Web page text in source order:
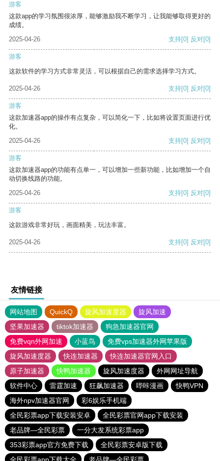
游客
这款app的学习氛围很浓厚，能够激励我不断学习，让我能够取得更好的
成绩。
2025-04-26
支持[0] 反对[0]
游客
这款软件的学习方式非常灵活，可以根据自己的需求选择学习方式。
2025-04-26 支持[0] 反对[0]
游客
这款加速器app的操作有点复杂，可以简化一下，比如将设置页面进行优
化。
2025-04-26
支持[0] 反对[0]
游客
这款加速器app的功能有点单一，可以增加一些新功能，比如增加一个自
动切换线路的功能。
2025-04-26
支持[0] 反对[0]
游客
这款游戏非常好玩，画面精美，玩法丰富。
2025-04-26 支持[0] 反对[0]
友情链接
网站地图 QuickQ 旋风加速度器
旋风加速
坚果加速器
tiktok加速器
狗急加速器官网
免费vqn外网加速
小蓝鸟
免费vps加速器外网苹果版
旋风加速度器
快连加速器
快连加速器官网入口
原子加速器
快鸭加速器 旋风加速度器
外网网址导航
软件中心
雷霆加速 狂飙加速器 哔咔漫画
快鸭VPN
海外npv加速器官网
彩6娱乐手机端
全民彩票app下载安装安卓
全民彩票官网app下载安装
老品牌—全民彩票
一分大发系统彩票app
353彩票app官方免费下载
全民彩票安卓版下载